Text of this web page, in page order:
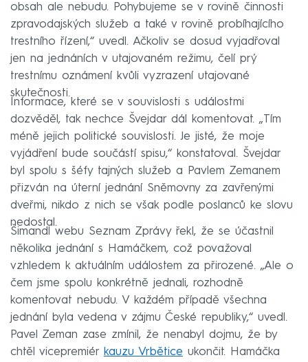
obsah ale nebudu. Pohybujeme se v rovině činnosti
zpravodajských služeb a také v rovině probíhajícího
trestního řízení,“ uvedl. Ačkoliv se dosud vyjadřoval
jen na jednáních v utajovaném režimu, čelí prý
trestnímu oznámení kvůli vyzrazení utajované
skutečnosti.
Informace, které se v souvislosti s událostmi
dozvěděl, tak nechce Švejdar dál komentovat. „Tím
méně jejich politické souvislosti. Je jisté, že moje
vyjádření bude součástí spisu,“ konstatoval. Švejdar
byl spolu s šéfy tajných služeb a Pavlem Zemanem
přizván na úterní jednání Sněmovny za zavřenými
dveřmi, nikdo z nich se však podle poslanců ke slovu
nedostal.
Šimandl webu Seznam Zprávy řekl, že se účastnil
několika jednání s Hamáčkem, což považoval
vzhledem k aktuálním událostem za přirozené. „Ale o
čem jsme spolu konkrétně jednali, rozhodně
komentovat nebudu. V každém případě všechna
jednání byla vedena v zájmu České republiky,“ uvedl.
Pavel Zeman zase zmínil, že nenabyl dojmu, že by
chtěl vicepremiér kauzu Vrbětice ukončit. Hamáčka